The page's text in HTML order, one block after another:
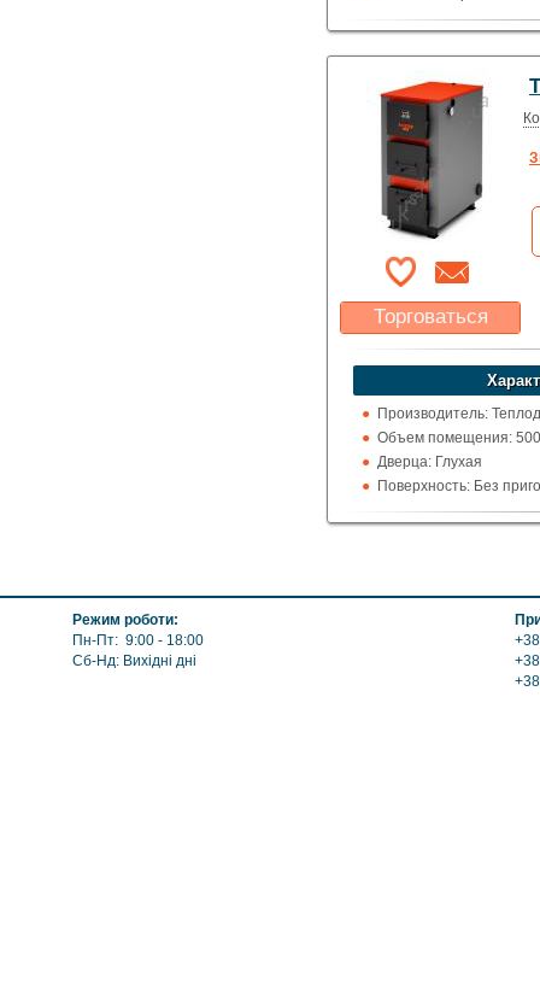
котел на пеллетах,
Торговаться
Какая цена Вас
устроит?
Указать цену
Производитель:
Объем помещения: 500
Дверца: Глухая
Поверхность: Без
Кожух: Металлический
Режим роботи:
Пн-Пт: 9:00 - 18:00
Сб-Нд: Вихідні дні